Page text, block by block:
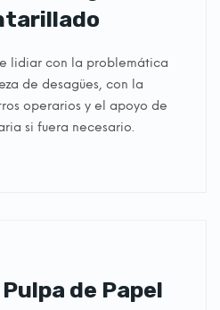
lidiar con la problemática
de desagües, con la
operarios y el apoyo de
si fuera necesario.
de Papel